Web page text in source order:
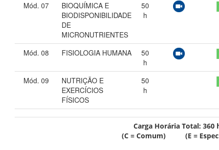
Mód. 07
BIOQUÍMICA E
BIODISPONIBILIDADE
DE
MICRONUTRIENTES
50
h
Mód. 08 FISIOLOGIA HUMANA
50
h
Mód. 09
NUTRIÇÃO E
EXERCÍCIOS
FÍSICOS
50
h
Carga Horária Total: 360
(C = Comum) (E =